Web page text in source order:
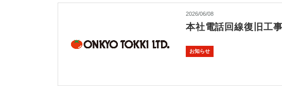
2026/06/08
本社電話回線復旧工
お知らせ